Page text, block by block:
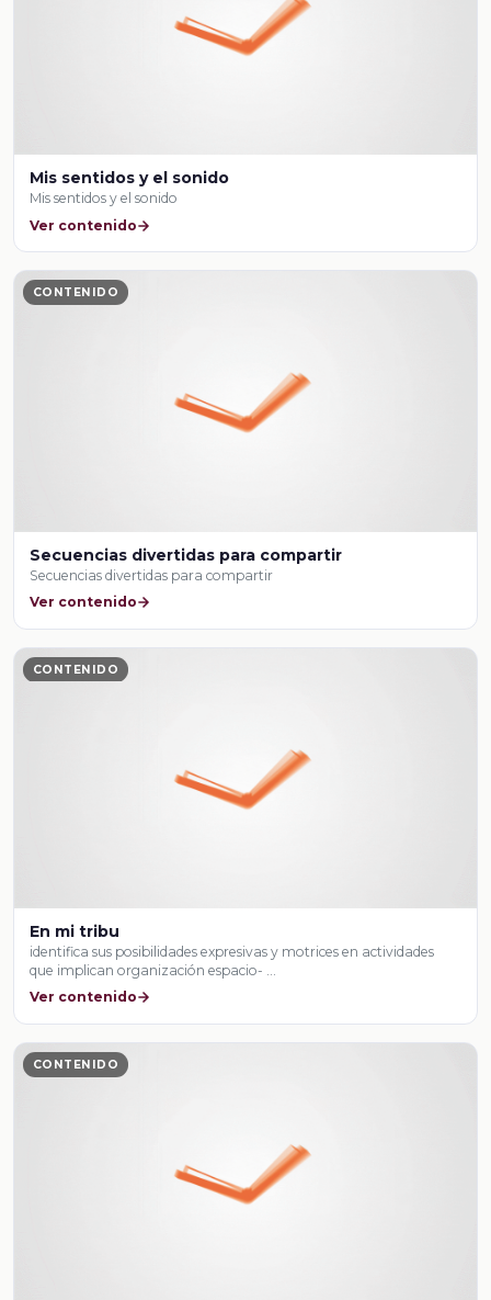
Mis sentidos y el sonido
Mis sentidos y el sonido
Ver contenido
CONTENIDO
Secuencias divertidas para compartir
Secuencias divertidas para compartir
Ver contenido
CONTENIDO
En mi tribu
identifica sus posibilidades expresivas y motrices en actividades
que implican organización espacio- …
Ver contenido
CONTENIDO